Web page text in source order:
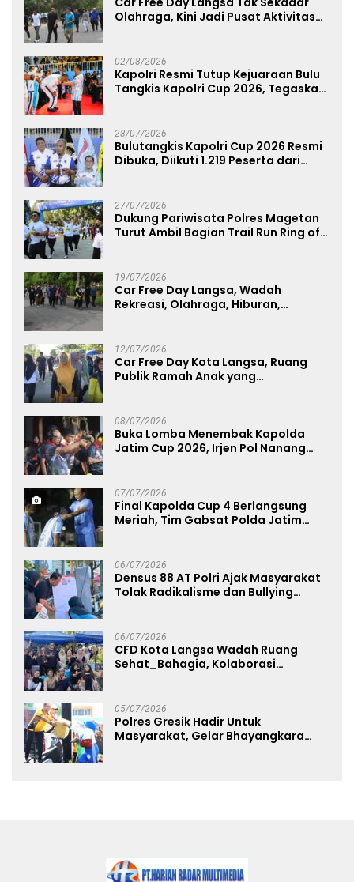
Olahraga, Kini Jadi Pusat Aktivitas
02/08/2026
Kapolri Resmi Tutup Kejuaraan Bulu
Tangkis Kapolri Cup 2026, Tegaskan
28/07/2026
Bulutangkis Kapolri Cup 2026 Resmi
Dibuka, Diikuti 1.219 Peserta dari
27/07/2026
Dukung Pariwisata Polres Magetan
Turut Ambil Bagian Trail Run Ring of
19/07/2026
Car Free Day Langsa, Wadah
Rekreasi, Olahraga, Hiburan,
12/07/2026
Car Free Day Kota Langsa, Ruang
Publik Ramah Anak yang
08/07/2026
Buka Lomba Menembak Kapolda
Jatim Cup 2026, Irjen Pol Nanang
07/07/2026
Final Kapolda Cup 4 Berlangsung
Meriah, Tim Gabsat Polda Jatim
06/07/2026
Densus 88 AT Polri Ajak Masyarakat
Tolak Radikalisme dan Bullying
06/07/2026
CFD Kota Langsa Wadah Ruang
Sehat_Bahagia, Kolaborasi
05/07/2026
Polres Gresik Hadir Untuk
Masyarakat, Gelar Bhayangkara